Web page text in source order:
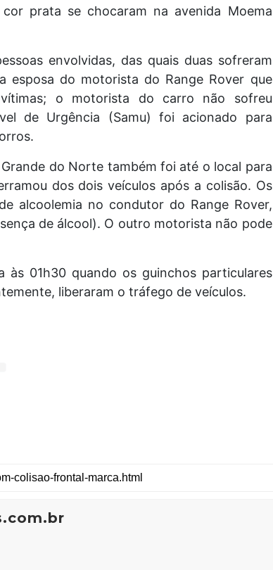
prata se chocaram na avenida Moema
envolvidas, das quais duas sofreram
esposa do motorista do Range Rover que
o motorista do carro não sofreu
de Urgência (Samu) foi acionado para
do Norte também foi até o local para
dos dois veículos após a colisão. Os
alcoolemia no condutor do Range Rover,
de álcool). O outro motorista não pode
01h30 quando os guinchos particulares
liberaram o tráfego de veículos.